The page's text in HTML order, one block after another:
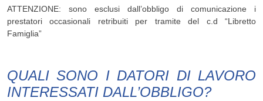
ATTENZIONE: sono esclusi dall’obbligo di comunicazione i
prestatori occasionali retribuiti per tramite del c.d “Libretto
Famiglia”
QUALI SONO I DATORI DI LAVORO
INTERESSATI DALL’OBBLIGO?